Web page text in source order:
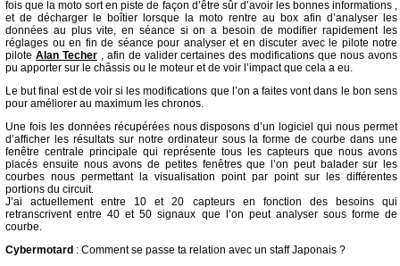
fois que la moto sort en piste de façon d’être sûr d’avoir les bonnes informations ,
et de décharger le boîtier lorsque la moto rentre au box afin d’analyser les
données au plus vite, en séance si on a besoin de modifier rapidement les
réglages ou en fin de séance pour analyser et en discuter avec le pilote notre
pilote Alan Techer, afin de valider certaines des modifications que nous avons
pu apporter sur le châssis ou le moteur et de voir l’impact que cela a eu.
Le but final est de voir si les modifications que l’on a faites vont dans le bon sens
pour améliorer au maximum les chronos.
Une fois les données récupérées nous disposons d’un logiciel qui nous permet
d’afficher les résultats sur notre ordinateur sous la forme de courbe dans une
fenêtre centrale principale qui représente tous les capteurs que nous avons
placés ensuite nous avons de petites fenêtres que l’on peut balader sur les
courbes nous permettant la visualisation point par point sur les différentes
portions du circuit.
J’ai actuellement entre 10 et 20 capteurs en fonction des besoins qui
retranscrivent entre 40 et 50 signaux que l’on peut analyser sous forme de
courbe.
Cybermotard : Comment se passe ta relation avec un staff Japonais ?